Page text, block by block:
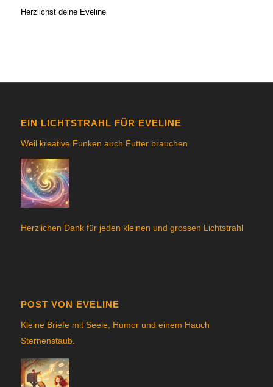
Herzlichst deine Eveline
EIN LICHTSTRAHL FÜR EVELINE
Weil kreative Funken auch Futter brauchen
Herzlichen Dank für jeden kleinen und grossen Lichtstrahl
POST VON EVELINE
Kleine Briefe mit Seele, Humor und einem Hauch
Sternenstaub.